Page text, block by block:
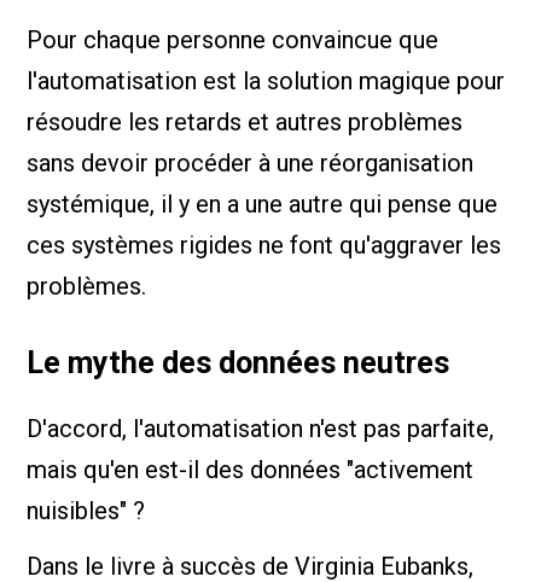
Pour chaque personne convaincue que
l'automatisation est la solution magique pour
résoudre les retards et autres problèmes
sans devoir procéder à une réorganisation
systémique, il y en a une autre qui pense que
ces systèmes rigides ne font qu'aggraver les
problèmes.
Le mythe des données neutres
D'accord, l'automatisation n'est pas parfaite,
mais qu'en est-il des données "activement
nuisibles" ?
Dans le livre à succès de Virginia Eubanks,